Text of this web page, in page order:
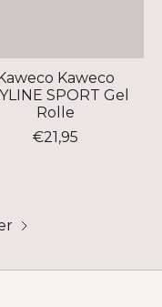
Kaweco Kaweco
SPORT Gel
Rolle
€21,95